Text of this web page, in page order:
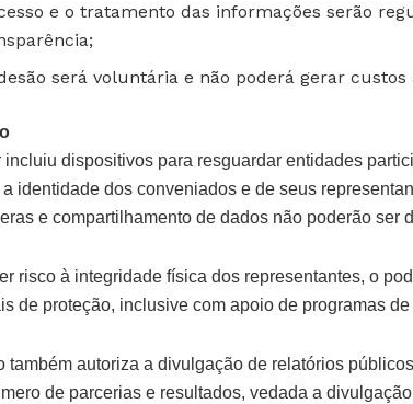
e o tratamento das informações serão
será voluntária e não poderá gerar
incluiu dispositivos para resguardar entidades
a identidade dos conveniados e de seus
e compartilhamento de dados não poderão ser
risco à integridade física dos representantes, o
de proteção, inclusive com apoio de programas
também autoriza a divulgação de relatórios
de parcerias e resultados, vedada a